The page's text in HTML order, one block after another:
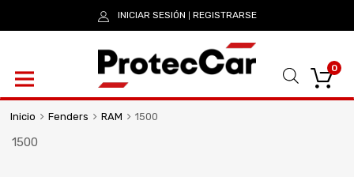
INICIAR SESIÓN REGISTRARSE
0
Inicio Fenders RAM 1500
1500